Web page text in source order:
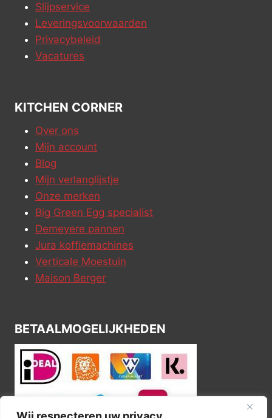
Slijpservice
Leveringsvoorwaarden
Privacybeleid
Vacatures
KITCHEN CORNER
Over ons
Mijn account
Blog
Mijn verlanglijstje
Onze merken
Big Green Egg specialist
Demeyere pannen
Jura koffiemachines
Verticale Moestuin
Maison Berger
BETAALMOGELIJKHEDEN